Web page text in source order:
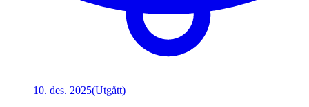
10. des. 2025(Utgått)